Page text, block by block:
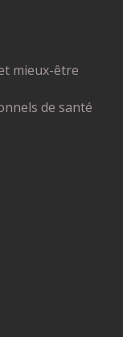
mieux-être
de santé